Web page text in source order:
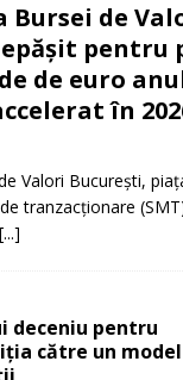
Bursei de
pentru
de euro
în
Valori București,
tranzacționare
[...]
deceniu pentru
către un